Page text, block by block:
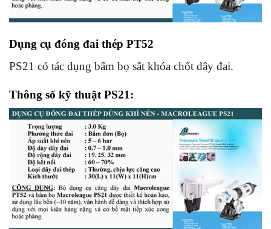
Dụng cụ đóng đai thép PT52
PS21 có tác dụng bấm bọ sắt khóa chốt dây đai.
Thông số kỹ thuật PS21: